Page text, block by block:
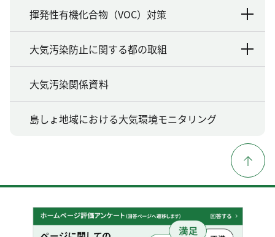
揮発性有機化合物（VOC）対策
大気汚染防止に関する都の取組
大気汚染関係資料
島しょ地域における大気環境モニタリング